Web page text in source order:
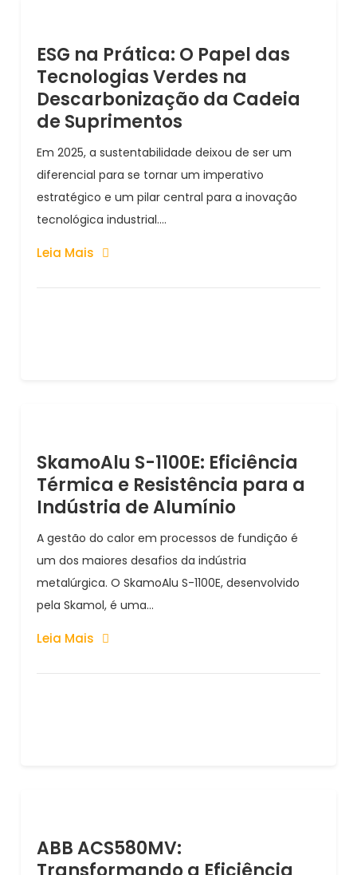
ESG na Prática: O Papel das
Tecnologias Verdes na
Descarbonização da Cadeia
de Suprimentos
Em 2025, a sustentabilidade deixou de ser um
diferencial para se tornar um imperativo
estratégico e um pilar central para a inovação
tecnológica industrial....
Leia Mais
SkamoAlu S-1100E: Eficiência
Térmica e Resistência para a
Indústria de Alumínio
A gestão do calor em processos de fundição é
um dos maiores desafios da indústria
metalúrgica. O SkamoAlu S-1100E, desenvolvido
pela Skamol, é uma...
Leia Mais
ABB ACS580MV: